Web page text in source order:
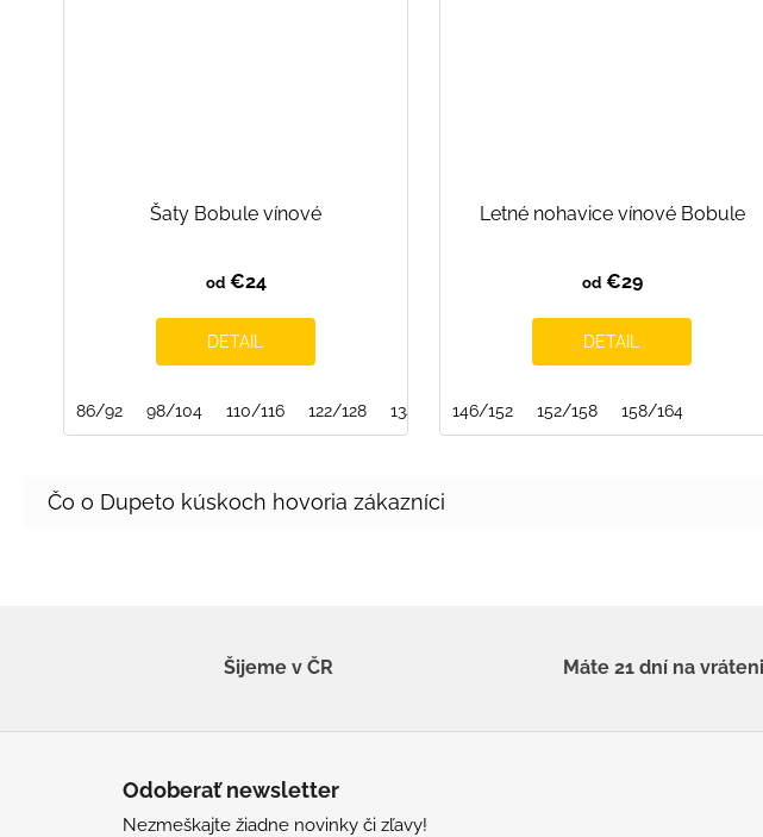
Šaty Bobule vínové
od€24
DETAIL
86/92 98/104 110/116 122/128 134/140
Letné nohavice vínové Bobule
od€29
DETAIL
146/152 152/158 158/164
Šijeme v ČR Máte 21 dní na
Odoberať newsletter
Nezmeškajte žiadne novinky či zľavy!